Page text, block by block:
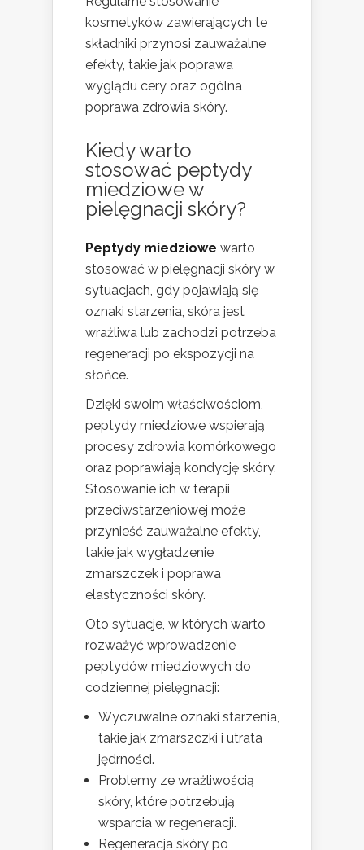
kosmetyków zawierających te
składniki przynosi zauważalne
efekty, takie jak poprawa
wyglądu cery oraz ogólna
poprawa zdrowia skóry.
Kiedy warto
stosować peptydy
miedziowe w
pielęgnacji skóry?
Peptydy miedziowe warto
stosować w pielęgnacji skóry w
sytuacjach, gdy pojawiają się
oznaki starzenia, skóra jest
wrażliwa lub zachodzi potrzeba
regeneracji po ekspozycji na
słońce.
Dzięki swoim właściwościom,
peptydy miedziowe wspierają
procesy zdrowia komórkowego
oraz poprawiają kondycję skóry.
Stosowanie ich w terapii
przeciwstarzeniowej może
przynieść zauważalne efekty,
takie jak wygładzenie
zmarszczek i poprawa
elastyczności skóry.
Oto sytuacje, w których warto
rozważyć wprowadzenie
peptydów miedziowych do
codziennej pielęgnacji:
Wyczuwalne oznaki starzenia,
takie jak zmarszczki i utrata
jędrności.
Problemy ze wrażliwością
skóry, które potrzebują
wsparcia w regeneracji.
Regeneracja skóry po